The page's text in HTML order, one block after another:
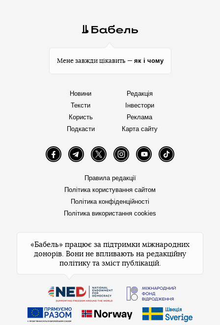
Мене завжди цікавить — як і чому
Новини
Тексти
Користь
Подкасти
Редакція
Інвестори
Реклама
Карта сайту
FacebookTelegramTwitter InstagramYouTube TikTok
Правила редакції
Політика користування сайтом
Політика конфіденційності
Політика використання cookies
«Бабель» працює за підтримки міжнародних
донорів. Вони не впливають на редакційну
політику та зміст публікацій.